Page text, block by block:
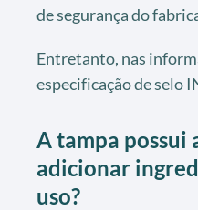
de segurança do
Entretanto, nas
especificação de selo
A tampa possui
adicionar
uso?